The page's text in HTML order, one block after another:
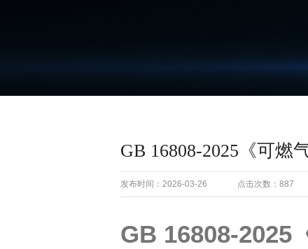
GB 16808-2025《可燃
发布时间：2026-03-26 点击次数：887
GB 16808-2025